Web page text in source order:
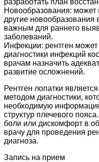
Новообразования: может
другие новообразования
важным для раннего
заболеваний.
Инфекции: рентген может
диагностики инфекций
врачам назначить
развитие осложнений.
Рентген лопатки
методом диагностики,
необходимую
структур плечевого
боли или дискомфорт в
врачу для проведения
диагноза.
Запись на прием